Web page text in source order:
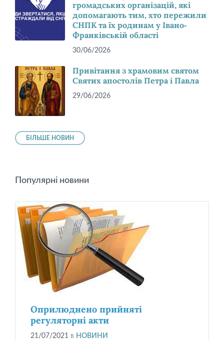
громадських організацій, які
допомагають тим, хто пережили
СНПК та їх родинам у Івано-
Франківській області
30/06/2026
Привітання з храмовим святом
Святих апостолів Петра і Павла
29/06/2026
БІЛЬШЕ НОВИН
Популярні новини
Оприлюднено прийняті
регуляторні акти
21/07/2021 в НОВИНИ